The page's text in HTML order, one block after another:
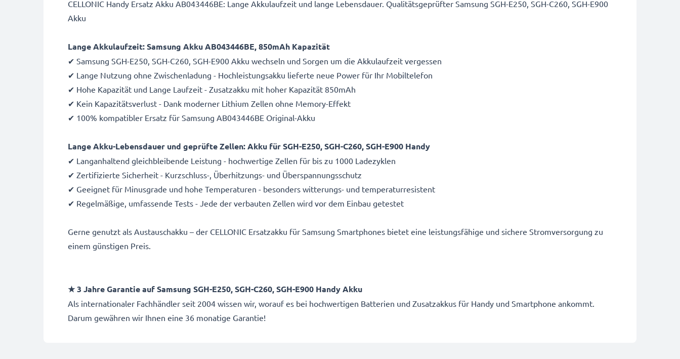
CELLONIC Handy Ersatz Akku AB043446BE: Lange Akkulaufzeit und lange Lebensdauer. Qualitätsgeprüfter Samsung SGH-E250, SGH-C260, SGH-E900
Akku
Lange Akkulaufzeit: Samsung Akku AB043446BE, 850mAh Kapazität
✔ Samsung SGH-E250, SGH-C260, SGH-E900 Akku wechseln und Sorgen um die Akkulaufzeit vergessen
✔ Lange Nutzung ohne Zwischenladung - Hochleistungsakku lieferte neue Power für Ihr Mobiltelefon
✔ Hohe Kapazität und Lange Laufzeit - Zusatzakku mit hoher Kapazität 850mAh
✔ Kein Kapazitätsverlust - Dank moderner Lithium Zellen ohne Memory-Effekt
✔ 100% kompatibler Ersatz für Samsung AB043446BE Original-Akku
Lange Akku-Lebensdauer und geprüfte Zellen: Akku für SGH-E250, SGH-C260, SGH-E900 Handy
✔ Langanhaltend gleichbleibende Leistung - hochwertige Zellen für bis zu 1000 Ladezyklen
✔ Zertifizierte Sicherheit - Kurzschluss-, Überhitzungs- und Überspannungsschutz
✔ Geeignet für Minusgrade und hohe Temperaturen - besonders witterungs- und temperaturresistent
✔ Regelmäßige, umfassende Tests - Jede der verbauten Zellen wird vor dem Einbau getestet
Gerne genutzt als Austauschakku – der CELLONIC Ersatzakku für Samsung Smartphones bietet eine leistungsfähige und sichere Stromversorgung zu
einem günstigen Preis.
★ 3 Jahre Garantie auf Samsung SGH-E250, SGH-C260, SGH-E900 Handy Akku
Als internationaler Fachhändler seit 2004 wissen wir, worauf es bei hochwertigen Batterien und Zusatzakkus für Handy und Smartphone ankommt.
Darum gewähren wir Ihnen eine 36 monatige Garantie!